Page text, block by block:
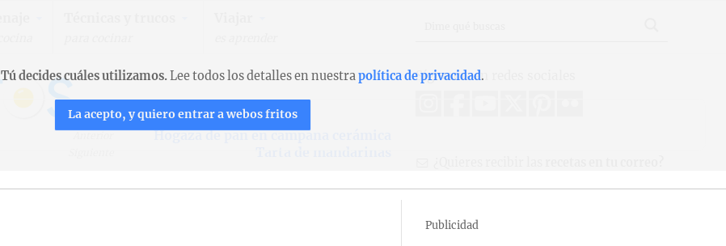
Hogaza de pan en campana cerámica
Síguenos en redes sociales
Publicidad
Tú decides cuáles utilizamos.Lee todos los detalles en nuestrapolítica de privacidad.
La acepto, y quiero entrar a webos fritos